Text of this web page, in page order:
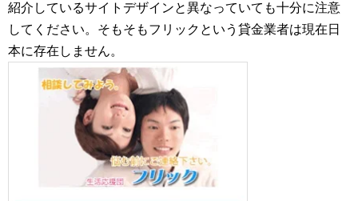
紹介しているサイトデザインと異なっていても十分に注意
してください。そもそもフリックという貸金業者は現在日
本に存在しません。